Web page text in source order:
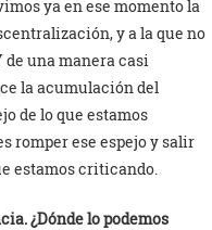
ya en ese momento la
y a la que no
una manera casi
la acumulación del
de lo que estamos
romper ese espejo y salir
estamos criticando.
¿Dónde lo podemos